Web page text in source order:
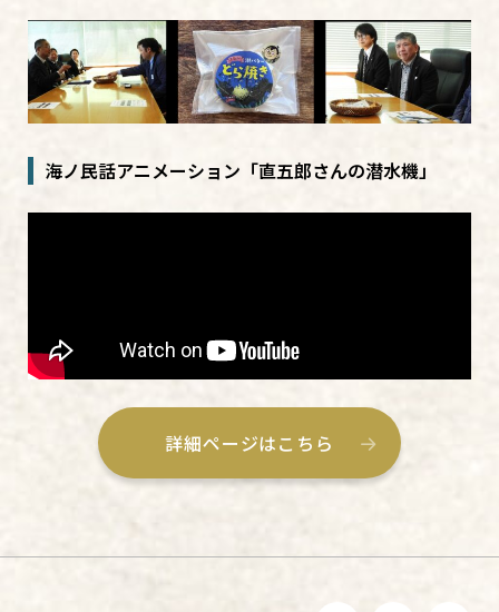
海ノ民話アニメーション「直五郎さんの潜水機」
詳細ページはこちら